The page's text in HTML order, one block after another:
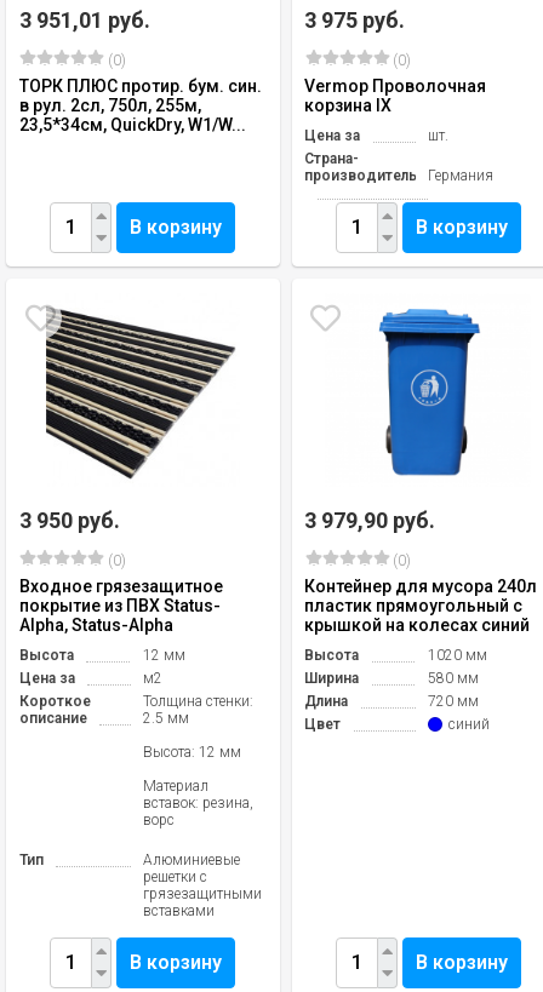
3 951,01 руб.
(0)
ТОРК ПЛЮС протир. бум. син.
в рул. 2сл, 750л, 255м,
23,5*34см, QuickDry, W1/W...
В корзину
3 975 руб.
(0)
Vermop Проволочная
корзина IX
Цена за
шт.
Страна-
производитель
Германия
В корзину
3 950 руб.
(0)
Входное грязезащитное
покрытие из ПВХ Status-
Alpha, Status-Alpha
Высота
12 мм
Цена за
м2
Короткое
описание
Толщина стенки:
2.5 мм
Высота: 12 мм
Материал
вставок: резина,
ворс
Тип
Алюминиевые
решетки с
грязезащитными
вставками
В корзину
3 979,90 руб.
(0)
Контейнер для мусора 240л
пластик прямоугольный с
крышкой на колесах синий
Высота
1020 мм
Ширина
580 мм
Длина
720 мм
Цвет
синий
В корзину